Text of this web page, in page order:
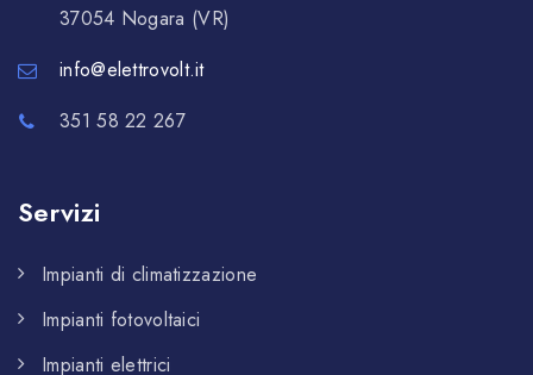
37054 Nogara (VR)
info@elettrovolt.it
351 58 22 267
Servizi
Impianti di climatizzazione
Impianti fotovoltaici
Impianti elettrici